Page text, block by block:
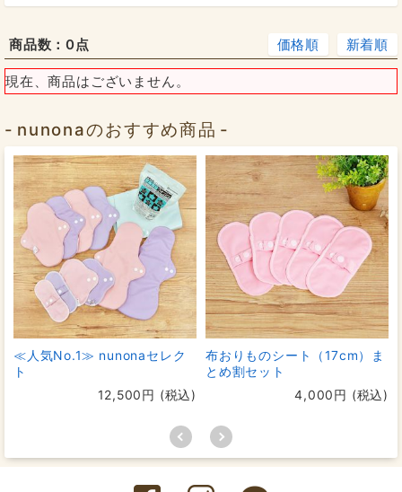
商品数：0点 価格順 新着順
現在、商品はございません。
nunonaのおすすめ商品
≪人気No.1≫ nunonaセレク
ト
12,500円 (税込)
布おりものシート（17cm）ま
とめ割セット
4,000円 (税込)